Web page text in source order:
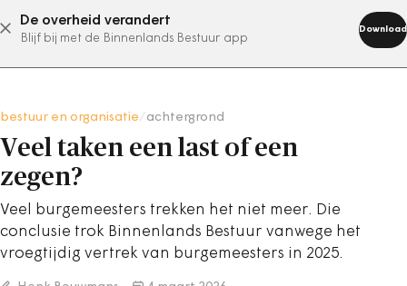
De overheid verandert
Blijf bij met de Binnenlands Bestuur app
Download
abonneer nu
bestuur en organisatie achtergrond
Veel taken een last of een
zegen?
Veel burgemeesters trekken het niet meer. Die
conclusie trok Binnenlands Bestuur vanwege het
vroegtijdig vertrek van burgemeesters in 2025.